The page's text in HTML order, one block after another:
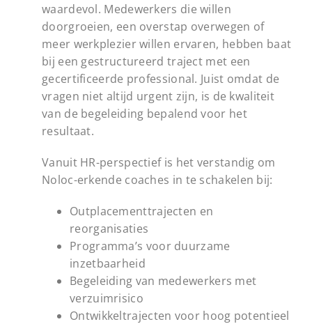
waardevol. Medewerkers die willen
doorgroeien, een overstap overwegen of
meer werkplezier willen ervaren, hebben baat
bij een gestructureerd traject met een
gecertificeerde professional. Juist omdat de
vragen niet altijd urgent zijn, is de kwaliteit
van de begeleiding bepalend voor het
resultaat.
Vanuit HR-perspectief is het verstandig om
Noloc-erkende coaches in te schakelen bij:
Outplacementtrajecten en
reorganisaties
Programma’s voor duurzame
inzetbaarheid
Begeleiding van medewerkers met
verzuimrisico
Ontwikkeltrajecten voor hoog potentieel